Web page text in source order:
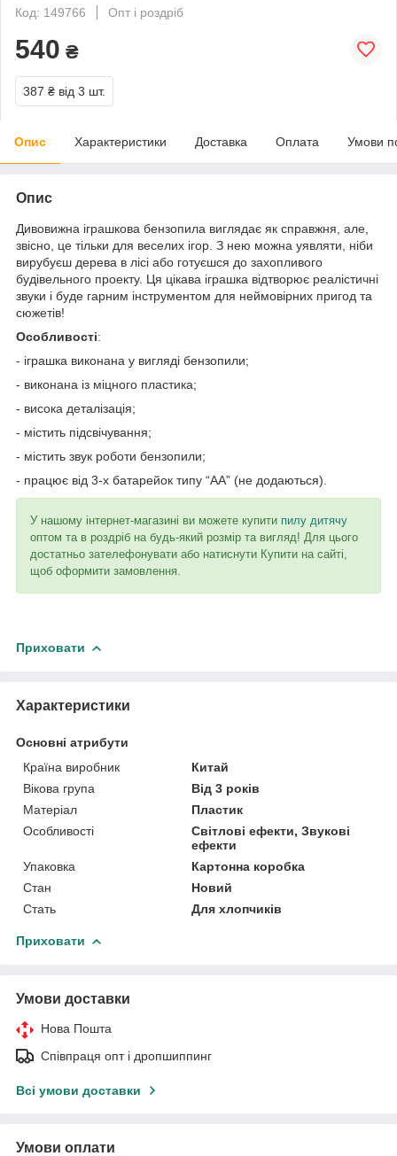
Код: 149766
Опт і роздріб
540 ₴
387 ₴ від 3 шт.
Опис Характеристики Доставка Оплата Умови
Опис
Дивовижна іграшкова бензопила виглядає як справжня, але,
звісно, це тільки для веселих ігор. З нею можна уявляти, ніби
вирубуєш дерева в лісі або готуєшся до захопливого
будівельного проекту. Ця цікава іграшка відтворює реалістичні
звуки і буде гарним інструментом для неймовірних пригод та
сюжетів!
Особливості:
- іграшка виконана у вигляді бензопили;
- виконана із міцного пластика;
- висока деталізація;
- містить підсвічування;
- містить звук роботи бензопили;
- працює від 3-х батарейок типу “АА” (не додаються).
У нашому інтернет-магазині ви можете купити пилу дитячу
оптом та в роздріб на будь-який розмір та вигляд! Для цього
достатньо зателефонувати або натиснути Купити на сайті,
щоб оформити замовлення.
Приховати
Характеристики
Основні атрибути
Країна виробник
Китай
Вікова група
Від 3 років
Матеріал
Пластик
Особливості
Світлові ефекти, Звукові
ефекти
Упаковка
Картонна коробка
Стан
Новий
Стать
Для хлопчиків
Приховати
Умови доставки
Нова Пошта
Співпраця опт і дропшиппинг
Всі умови доставки
Умови оплати